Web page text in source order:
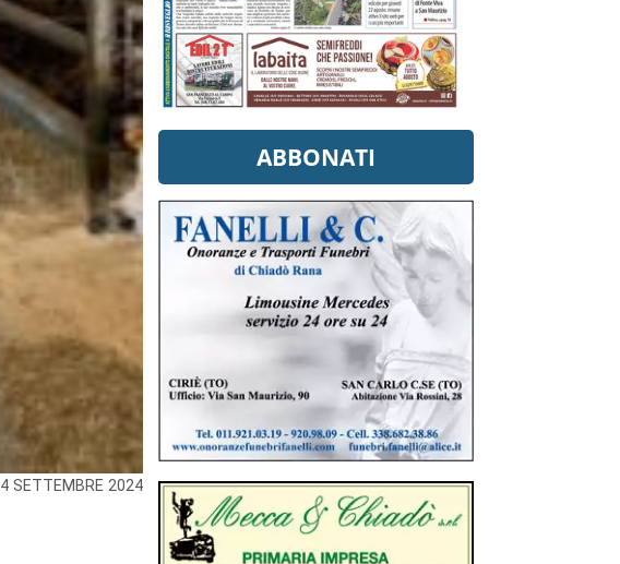
4 SETTEMBRE 2024
ABBONATI